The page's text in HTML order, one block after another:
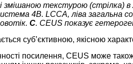
змішаною текстурою (стрілка) в
4B. LCCA, ліва загальна
C. CEUS показує
суб’єктивною, якісною
посилення, CEUS може